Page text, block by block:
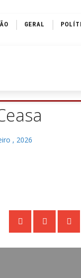
GERAL
, 2026